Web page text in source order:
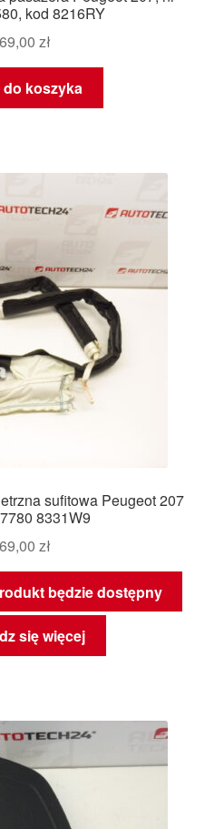
kod 8216RY
zł
do koszyka
sufitowa Peugeot 207
8331W9
zł
będzie dostępny
się więcej